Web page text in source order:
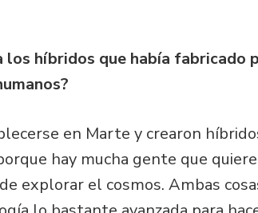
los híbridos que había fabricado
en Marte y crearon
hay mucha gente que
explorar el cosmos. Ambas